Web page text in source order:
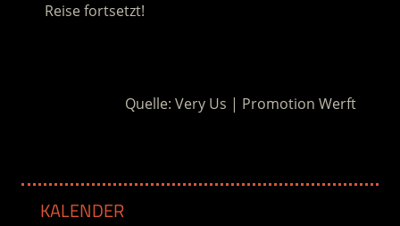
Reise fortsetzt!
Quelle: Very Us | Promotion Werft
KALENDER